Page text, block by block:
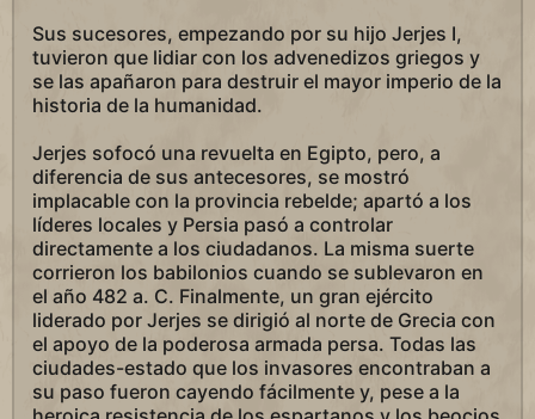
Sus sucesores, empezando por su hijo Jerjes I,
tuvieron que lidiar con los advenedizos griegos y
se las apañaron para destruir el mayor imperio de la
historia de la humanidad.
Jerjes sofocó una revuelta en Egipto, pero, a
diferencia de sus antecesores, se mostró
implacable con la provincia rebelde; apartó a los
líderes locales y Persia pasó a controlar
directamente a los ciudadanos. La misma suerte
corrieron los babilonios cuando se sublevaron en
el año 482 a. C. Finalmente, un gran ejército
liderado por Jerjes se dirigió al norte de Grecia con
el apoyo de la poderosa armada persa. Todas las
ciudades-estado que los invasores encontraban a
su paso fueron cayendo fácilmente y, pese a la